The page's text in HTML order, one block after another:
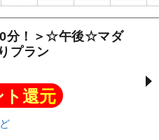
分！＞☆午後☆マダ
プラン
還元